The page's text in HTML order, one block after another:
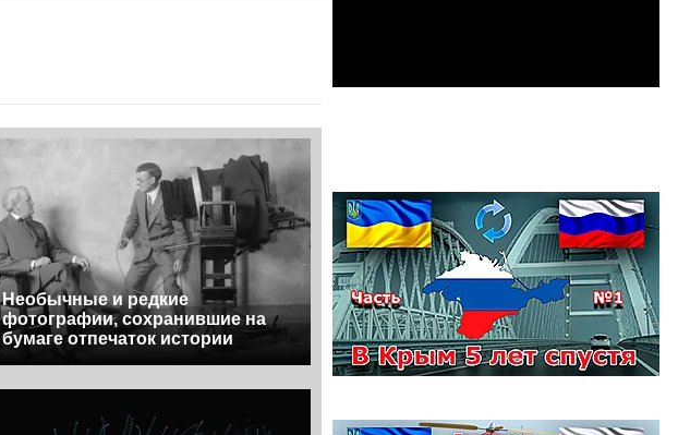
Необычные и редкие
фотографии, сохранившие на
бумаге отпечаток истории